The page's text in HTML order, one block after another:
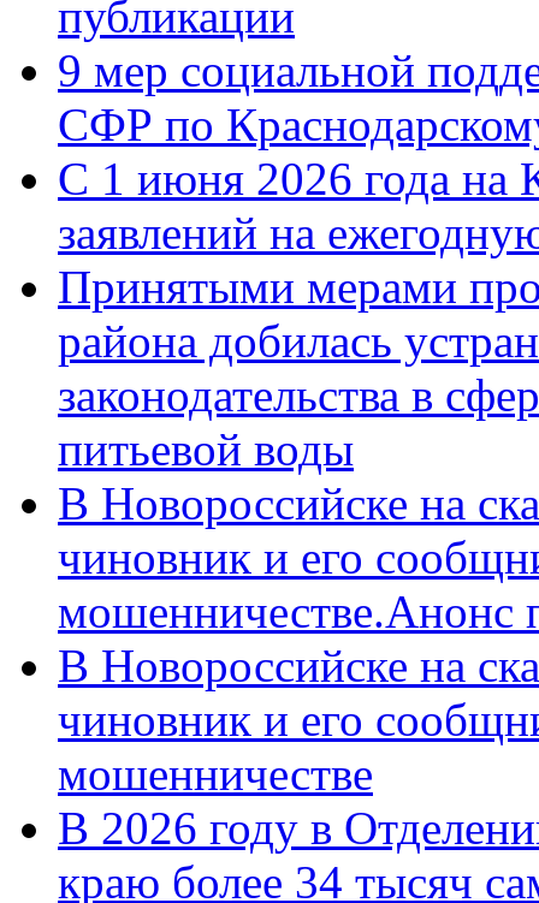
публикации
9 мер социальной
СФР по
С 1 июня 2026 года на
заявлений на
Принятыми мерами
района добилась
законодательства в
питьевой воды
В Новороссийске на
чиновник и его
мошенничестве.Анонс
В Новороссийске на
чиновник и его
мошенничестве
В 2026 году в
краю более 34 тысяч